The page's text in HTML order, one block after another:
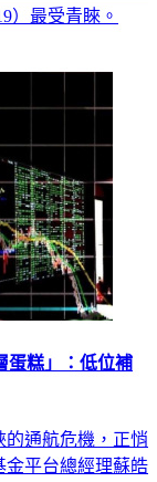
）最受青睞。
蛋糕」：低位補
的通航危機，正悄
金平台總經理蘇皓